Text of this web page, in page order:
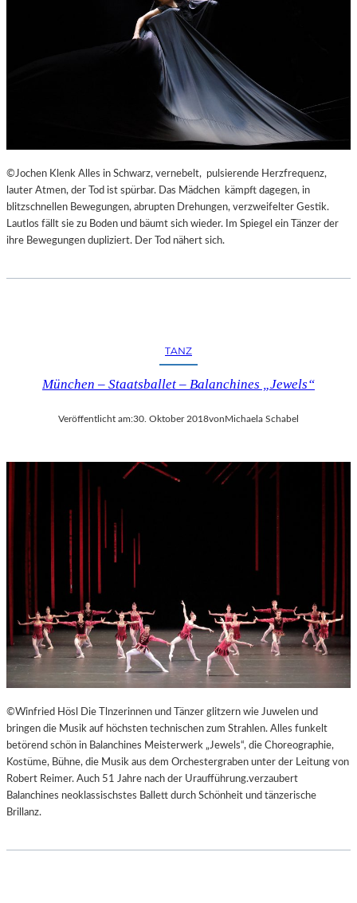
©Jochen Klenk Alles in Schwarz, vernebelt, pulsierende Herzfrequenz,
lauter Atmen, der Tod ist spürbar. Das Mädchen kämpft dagegen, in
blitzschnellen Bewegungen, abrupten Drehungen, verzweifelter Gestik.
Lautlos fällt sie zu Boden und bäumt sich wieder. Im Spiegel ein Tänzer der
ihre Bewegungen dupliziert. Der Tod nähert sich.
TANZ
München – Staatsballet – Balanchines „Jewels“
Veröffentlicht am:30. Oktober 2018von Michaela Schabel
©Winfried Hösl Die Tlnzerinnen und Tänzer glitzern wie Juwelen und
bringen die Musik auf höchsten technischen zum Strahlen. Alles funkelt
betörend schön in Balanchines Meisterwerk „Jewels“, die Choreographie,
Kostüme, Bühne, die Musik aus dem Orchestergraben unter der Leitung von
Robert Reimer. Auch 51 Jahre nach der Uraufführung.verzaubert
Balanchines neoklassischstes Ballett durch Schönheit und tänzerische
Brillanz.